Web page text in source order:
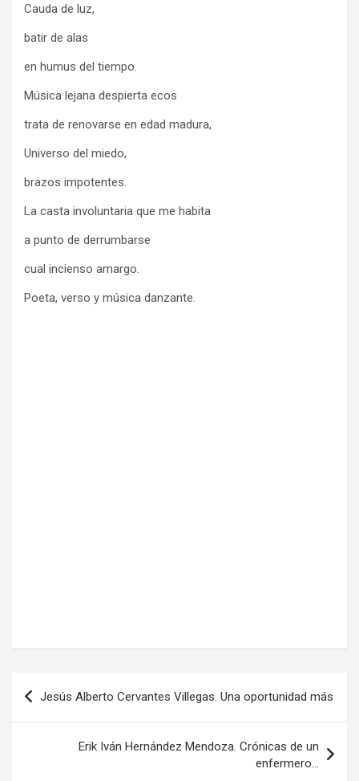
Cauda de luz,
batir de alas
en humus del tiempo.
Música lejana despierta ecos
trata de renovarse en edad madura,
Universo del miedo,
brazos impotentes.
La casta involuntaria que me habita
a punto de derrumbarse
cual incienso amargo.
Poeta, verso y música danzante.
Navegación
de
entradas
Jesús Alberto Cervantes Villegas. Una oportunidad más
Erik Iván Hernández Mendoza. Crónicas de un
enfermero…